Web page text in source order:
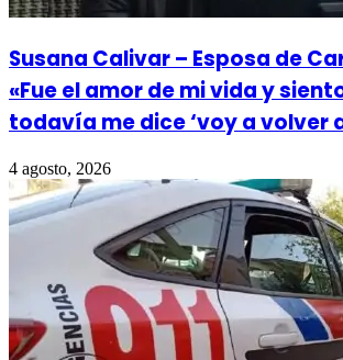
Susana Calivar – Esposa de
«Fue el amor de mi vida y
todavía me dice ‘voy a volver
4 agosto, 2026